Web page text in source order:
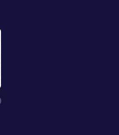
数据：选对品，东南